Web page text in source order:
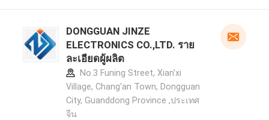
DONGGUAN JINZE
ELECTRONICS CO.,LTD. ราย
ละเอียดผู้ผลิต
No.3 Funing Street, Xian'xi
Village, Chang'an Town, Dongguan
City, Guanddong Province ,ประเทศ
จีน